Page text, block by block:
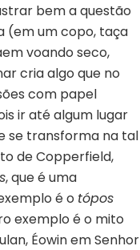
bem a questão
(em um copo, taça
voando seco,
cria algo que no
com papel
ir até algum lugar
se transforma na tal
de Copperfield,
, que é uma
é o tópos
exemplo é o mito
Éowin em Senhor